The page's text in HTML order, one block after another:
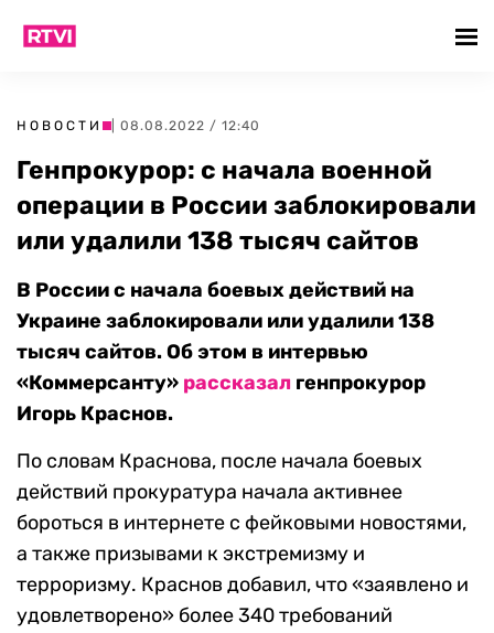
НОВОСТИ | 08.08.2022 / 12:40
Генпрокурор: с начала военной
операции в России заблокировали
или удалили 138 тысяч сайтов
В России с начала боевых действий на
Украине заблокировали или удалили 138
тысяч сайтов. Об этом в интервью
«Коммерсанту» рассказал генпрокурор
Игорь Краснов.
По словам Краснова, после начала боевых
действий прокуратура начала активнее
бороться в интернете с фейковыми новостями,
а также призывами к экстремизму и
терроризму. Краснов добавил, что «заявлено и
удовлетворено» более 340 требований